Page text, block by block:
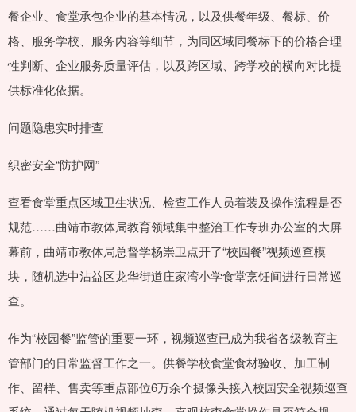
餐企业、食堂承包企业的基本情况，以及供餐年级、餐标、价
格、服务学校、服务内容等细节，为同区域同餐标下的价格合理
性判断、企业服务质量评估，以及跨区域、跨学校的横向对比提
供标准化依据。
问题隐患实时排查
织密安全“防护网”
查看食堂重点区域卫生状况、检查工作人员着装及操作流程是否
规范……曲靖市教体局教育领域集中整治工作专班办公室的大屏
幕前，曲靖市教体局总督学杨崇卫点开了“校园餐”视频巡查模
块，随机选中沾益区龙华街道庄家湾小学食堂烹饪间进行日常巡
查。
作为“校园餐”监管的重要一环，视频巡查已成为我省各级教育主
管部门的日常监督工作之一。供餐学校食堂食材验收、加工制
作、留样、售卖等重点部位6万余个摄像头接入校园安全视频巡查